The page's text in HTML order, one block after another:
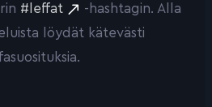
#leffat
-hashtagin. Alla
löydät kätevästi